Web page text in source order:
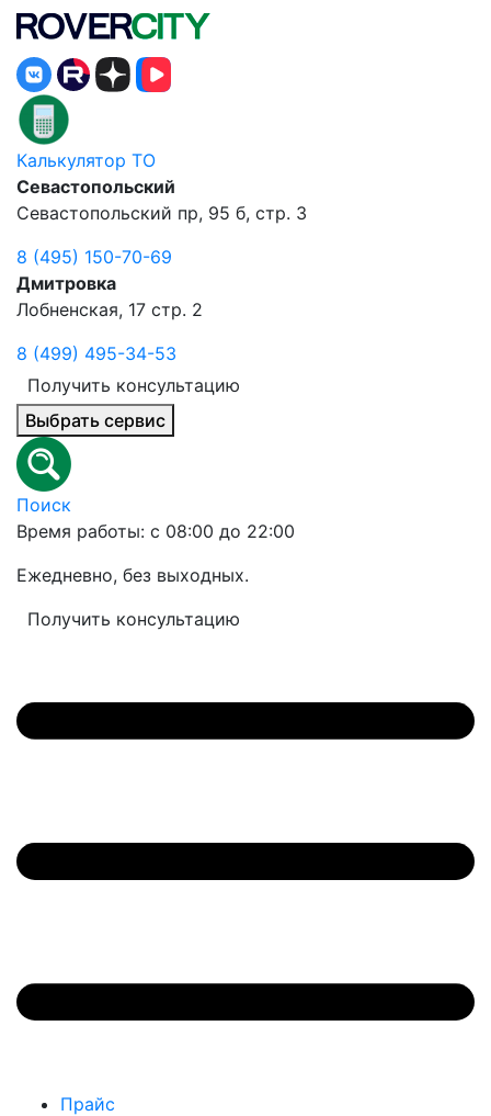
Калькулятор ТО
Севастопольский
Севастопольский пр, 95 б, стр. 3
8 (495) 150-70-69
Дмитровка
Лобненская, 17 стр. 2
8 (499) 495-34-53
Получить консультацию
Выбрать сервис
Поиск
Время работы: с 08:00 до 22:00
Ежедневно, без выходных.
Получить консультацию
Прайс